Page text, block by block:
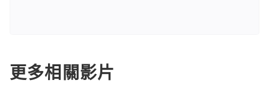
更多相關影片